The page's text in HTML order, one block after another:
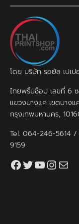
โดย บริษัท รอยัล เปเป
ไทยพริ้นช็อป เลขที่ 6
แขวงบางแค เขตบางแ
กรุงเทพมหานคร,
Tel. 064-246-5614 /
9159
Facebook
Twitter
YouTube